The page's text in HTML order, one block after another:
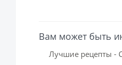
Вам может быть
Лучшие рецепты -